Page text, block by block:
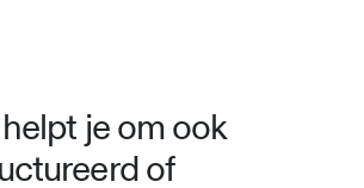
je om ook
of